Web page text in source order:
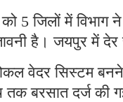
जिलों में विभाग ने
है। जयपुर में
वेदर सिस्टम बनने
बरसात दर्ज की